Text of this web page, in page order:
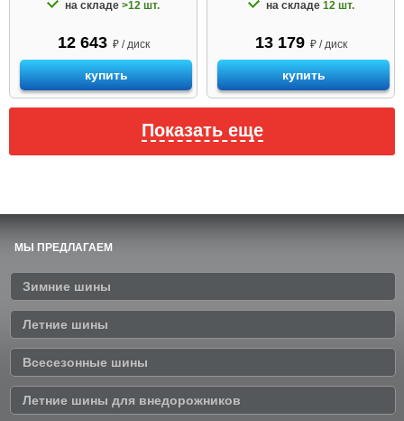
на складе >12 шт.
12 643 ₽ / диск
купить
на складе 12 шт.
13 179 ₽ / диск
купить
Показать еще
МЫ ПРЕДЛАГАЕМ
Зимние шины
Летние шины
Всесезонные шины
Летние шины для внедорожников